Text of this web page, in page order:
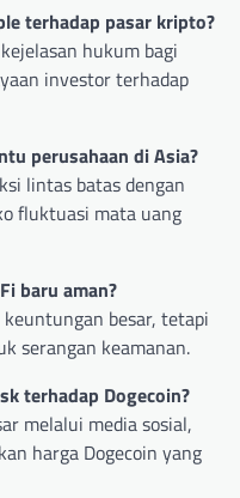
terhadap pasar kripto?
hukum bagi
investor terhadap
perusahaan di Asia?
lintas batas dengan
fluktuasi mata uang
baru aman?
besar, tetapi
serangan keamanan.
terhadap Dogecoin?
melalui media sosial,
harga Dogecoin yang